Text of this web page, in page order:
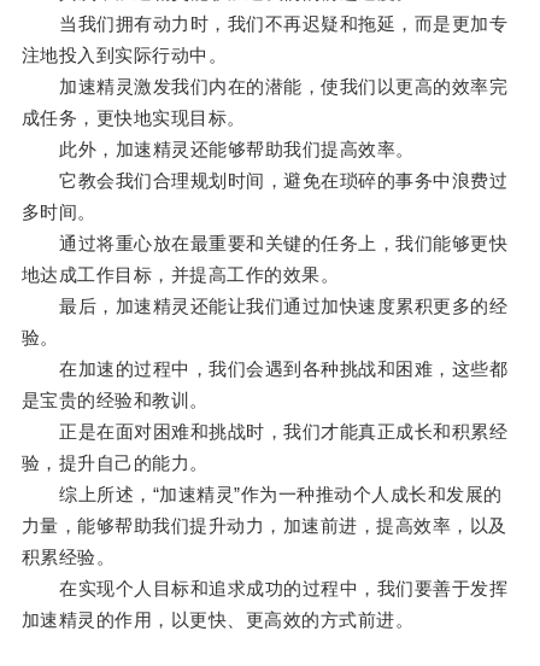
当我们拥有动力时，我们不再迟疑和拖延，而是更加专
注地投入到实际行动中。
加速精灵激发我们内在的潜能，使我们以更高的效率完
成任务，更快地实现目标。
此外，加速精灵还能够帮助我们提高效率。
它教会我们合理规划时间，避免在琐碎的事务中浪费过
多时间。
通过将重心放在最重要和关键的任务上，我们能够更快
地达成工作目标，并提高工作的效果。
最后，加速精灵还能让我们通过加快速度累积更多的经
验。
在加速的过程中，我们会遇到各种挑战和困难，这些都
是宝贵的经验和教训。
正是在面对困难和挑战时，我们才能真正成长和积累经
验，提升自己的能力。
综上所述，“加速精灵”作为一种推动个人成长和发展的
力量，能够帮助我们提升动力，加速前进，提高效率，以及
积累经验。
在实现个人目标和追求成功的过程中，我们要善于发挥
加速精灵的作用，以更快、更高效的方式前进。